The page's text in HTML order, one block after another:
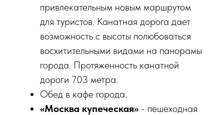
привлекательным новым маршрутом
для туристов. Канатная дорога дает
возможность с высоты полюбоваться
восхитительными видами на панорамы
города. Протяженность канатной
дороги 703 метра.
Обед в кафе города.
«Москва купеческая» - пешеходная